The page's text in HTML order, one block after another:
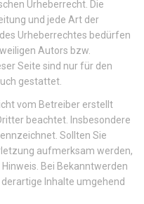
Urheberrecht. Die
und jede Art der
Urheberrechtes bedürfen
Autors bzw.
Seite sind nur für den
gestattet.
vom Betreiber erstellt
beachtet. Insbesondere
Sollten Sie
aufmerksam werden,
Bei Bekanntwerden
Inhalte umgehend